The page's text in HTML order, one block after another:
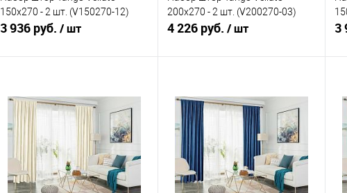
150x270 - 2 шт. (V150270-12)
3 936 руб. / шт
Купить в 1 клик
Сравнение
В избранное
В наличии
200x270 - 2 шт. (V200270-03)
4 226 руб. / шт
Купить в 1 клик
Сравнение
В избранное
В наличии
3